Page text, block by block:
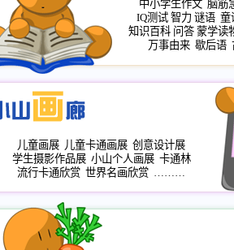
中小学生作文 脑筋
IQ测试 智力 谜语 童
知识百科 问答 蒙学读
万事由来 歇后语
儿童画展 儿童卡通画展 创意设计展
学生摄影作品展 小山个人画展 卡通林
流行卡通欣赏 世界名画欣赏 ………